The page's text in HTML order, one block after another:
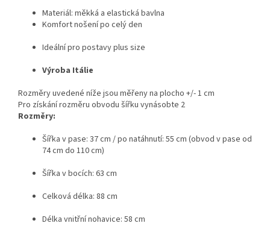
Materiál: měkká a elastická bavlna
Komfort nošení po celý den
Ideální pro postavy plus size
Výroba Itálie
Rozměry uvedené níže jsou měřeny na plocho +/- 1 cm
Pro získání rozměru obvodu šířku vynásobte 2
Rozměry:
Šířka v pase: 37 cm / po natáhnutí: 55 cm (obvod v pase od
74 cm do 110 cm)
Šířka v bocích: 63 cm
Celková délka: 88 cm
Délka vnitřní nohavice: 58 cm